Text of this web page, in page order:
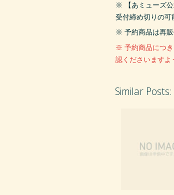
※ 【あミューズ
受付締め切りの可
※ 予約商品は再販
※ 予約商品につ
認くださいますよ
Similar Posts: